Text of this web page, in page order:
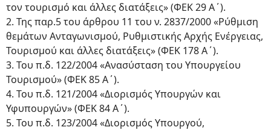
τον τουρισμό και άλλες διατάξεις» (ΦΕΚ 29 Α΄).
2. Της παρ.5 του άρθρου 11 του ν. 2837/2000 «Ρύθμιση
θεμάτων Ανταγωνισμού, Ρυθμιστικής Αρχής Ενέργειας,
Τουρισμού και άλλες διατάξεις» (ΦΕΚ 178 Α΄).
3. Του π.δ. 122/2004 «Ανασύσταση του Υπουργείου
Τουρισμού» (ΦΕΚ 85 Α΄).
4. Του π.δ. 121/2004 «Διορισμός Υπουργών και
Υφυπουργών» (ΦΕΚ 84 Α΄).
5. Του π.δ. 123/2004 «Διορισμός Υπουργού,